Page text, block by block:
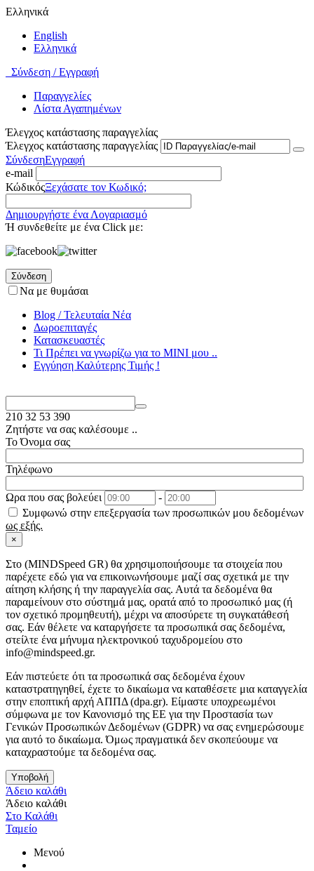
Ελληνικά
English
Ελληνικά
Σύνδεση / Εγγραφή
Παραγγελίες
Λίστα Αγαπημένων
Έλεγχος κατάστασης παραγγελίας
Έλεγχος κατάστασης παραγγελίας
ΣύνδεσηΕγγραφή
e-mail
ΚώδικόςΞεχάσατε τον Κωδικό;
Δημιουργήστε ένα Λογαριασμό
Ή συνδεθείτε με ένα Click με:
Σύνδεση
Να με θυμάσαι
Blog / Τελευταία Νέα
Δωροεπιταγές
Κατασκευαστές
Τι Πρέπει να γνωρίζω για το MΙΝΙ μου ..
Εγγύηση Καλύτερης Τιμής !
210 32 53 390
Ζητήστε να σας καλέσουμε ..
Το Όνομα σας
Τηλέφωνο
Ωρα που σας βολεύει
-
Συμφωνώ στην επεξεργασία των προσωπικών μου δεδομένων
ως εξής.
×
Στo (MINDSpeed GR) θα χρησιμοποιήσουμε τα στοιχεία που
παρέχετε εδώ για να επικοινωνήσουμε μαζί σας σχετικά με την
αίτηση κλήσης ή την παραγγελία σας. Αυτά τα δεδομένα θα
παραμείνουν στο σύστημά μας, ορατά από το προσωπικό μας (ή
τον σχετικό προμηθευτή), μέχρι να αποσύρετε τη συγκατάθεσή
σας. Εάν θέλετε να καταργήσετε τα προσωπικά σας δεδομένα,
στείλτε ένα μήνυμα ηλεκτρονικού ταχυδρομείου στο
info@mindspeed.gr.
Εάν πιστεύετε ότι τα προσωπικά σας δεδομένα έχουν
καταστρατηγηθεί, έχετε το δικαίωμα να καταθέσετε μια καταγγελία
στην εποπτική αρχή ΑΠΠΔ (dpa.gr). Είμαστε υποχρεωμένοι
σύμφωνα με τον Κανονισμό της ΕΕ για την Προστασία των
Γενικών Προσωπικών Δεδομένων (GDPR) να σας ενημερώσουμε
για αυτό το δικαίωμα. Όμως πραγματικά δεν σκοπεύουμε να
καταχραστούμε τα δεδομένα σας.
Υποβολή
Άδειο καλάθι
Άδειο καλάθι
Στο Καλάθι
Ταμείο
Μενού